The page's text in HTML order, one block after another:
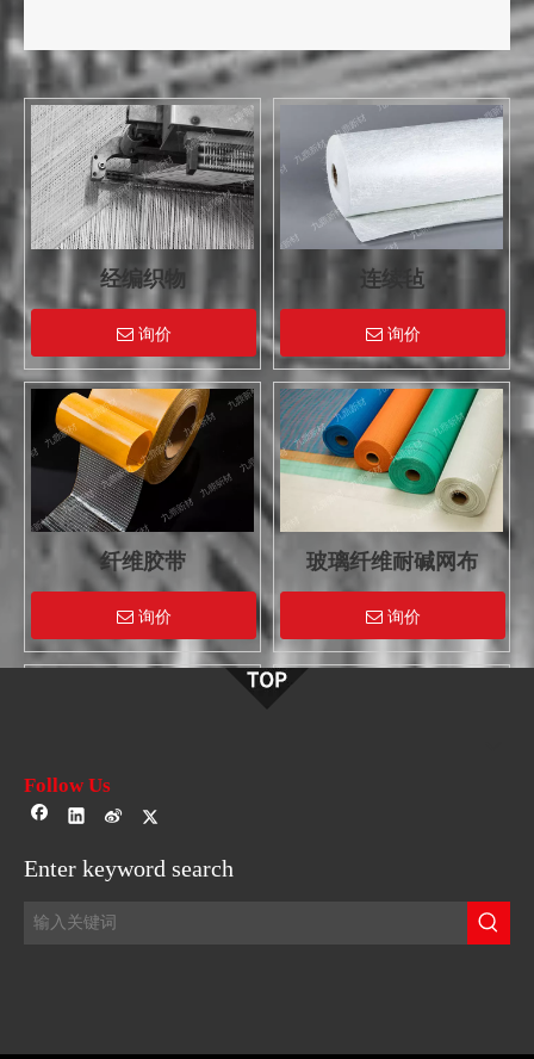
经编织物
询价
连续毡
询价
纤维胶带
询价
玻璃纤维耐碱网布
询价
Follow Us
Enter keyword search